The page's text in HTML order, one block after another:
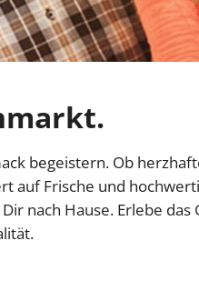
begeistern. Ob
auf Frische und
nach Hause. Erlebe das